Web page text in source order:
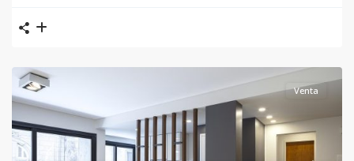
Venta